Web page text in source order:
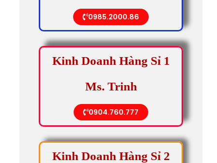
0985.2000.86
Kinh Doanh Hàng Sỉ 1
Ms. Trinh
0904.760.777
Kinh Doanh Hàng Sỉ 2